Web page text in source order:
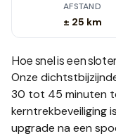
AFSTAND
± 25 km
Hoe snel is een
Onze
30 tot 45 minuten
kerntrekbeveiliging
upgrade na een